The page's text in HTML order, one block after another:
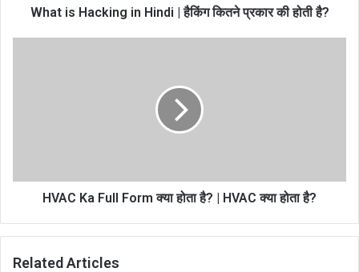
What is Hacking in Hindi | हैकिंग कितने प्रकार की होती है?
HVAC Ka Full Form क्या होता है? | HVAC क्या होता है?
Related Articles